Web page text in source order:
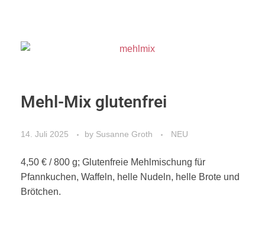
Mehl-Mix glutenfrei
14. Juli 2025 by Susanne Groth NEU
4,50 € / 800 g; Glutenfreie Mehlmischung für
Pfannkuchen, Waffeln, helle Nudeln, helle Brote und
Brötchen.